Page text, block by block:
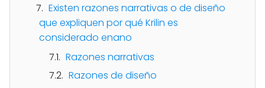
Existen razones narrativas o de diseño
que expliquen por qué Krilin es
considerado enano
Razones narrativas
Razones de diseño